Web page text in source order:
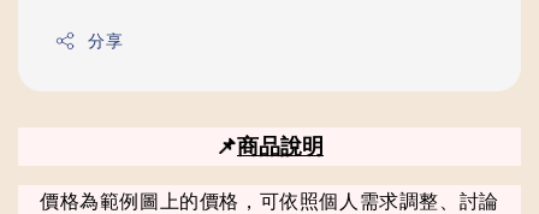
分享
📌商品說明
價格為範例圖上的價格，可依照個人需求調整、討論